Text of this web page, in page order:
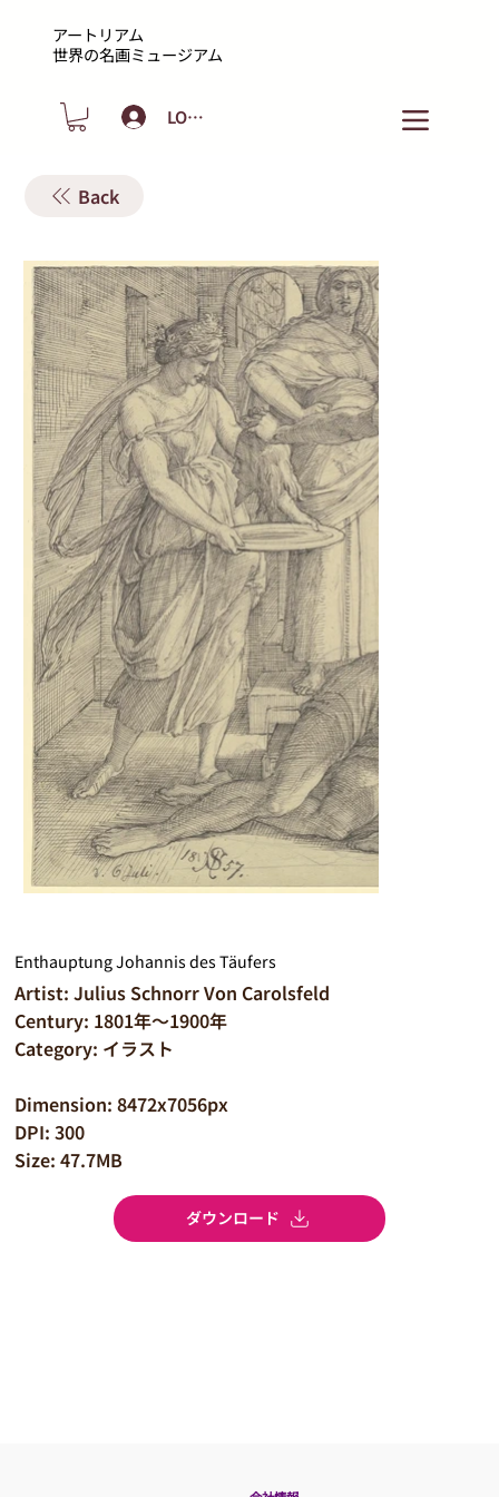
アートリアム
​世界の名画ミュージアム
LOGIN
Back
Enthauptung Johannis des Täufers
Artist: Julius Schnorr Von Carolsfeld
Century: 1801年～1900年
Category: イラスト
Dimension: 8472x7056px
DPI: 300
Size: 47.7MB
ダウンロード